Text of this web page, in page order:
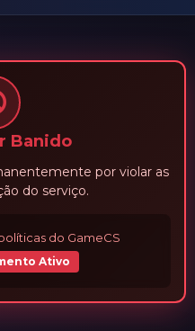
Banido
por violar as
do serviço.
do GameCS
Ativo